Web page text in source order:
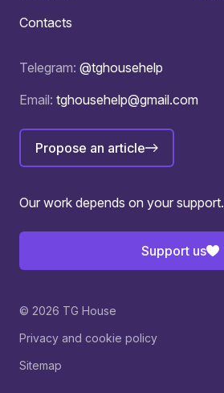
Telegram: @tghousehelp
Email: tghousehelp@gmail.com
Propose an article
Contacts
Our work depends on your support.
Support us
© 2026 TG House
Privacy and cookie policy
Sitemap